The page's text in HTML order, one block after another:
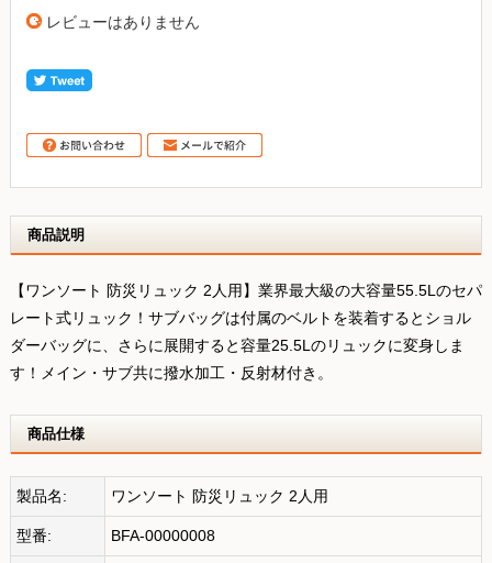
レビューはありません
商品説明
【ワンソート 防災リュック 2人用】業界最大級の大容量55.5Lのセパ
レート式リュック！サブバッグは付属のベルトを装着するとショル
ダーバッグに、さらに展開すると容量25.5Lのリュックに変身しま
す！メイン・サブ共に撥水加工・反射材付き。
商品仕様
製品名: ワンソート 防災リュック 2人用
型番: BFA-00000008